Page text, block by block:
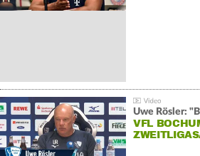
Uwe Rösler:
VFL